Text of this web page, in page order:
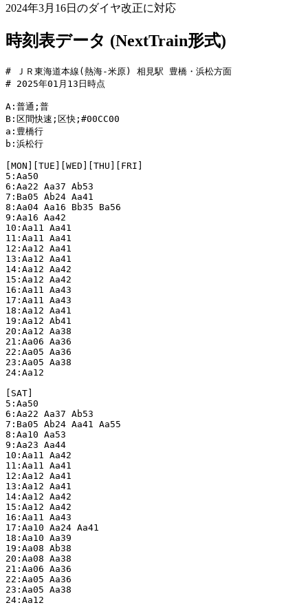
2024年3月16日のダイヤ改正に対応
時刻表データ (NextTrain形式)
# ＪＲ東海道本線(熱海-米原) 相見駅 豊橋・浜松方面
# 2025年01月13日時点
A:普通;普
B:区間快速;区快;#00CC00
a:豊橋行
b:浜松行
[MON][TUE][WED][THU][FRI]
5:Aa50
6:Aa22 Aa37 Ab53
7:Ba05 Ab24 Aa41
8:Aa04 Aa16 Bb35 Ba56
9:Aa16 Aa42
10:Aa11 Aa41
11:Aa11 Aa41
12:Aa12 Aa41
13:Aa12 Aa41
14:Aa12 Aa42
15:Aa12 Aa42
16:Aa11 Aa43
17:Aa11 Aa43
18:Aa12 Aa41
19:Aa12 Ab41
20:Aa12 Aa38
21:Aa06 Aa36
22:Aa05 Aa36
23:Aa05 Aa38
24:Aa12
[SAT]
5:Aa50
6:Aa22 Aa37 Ab53
7:Ba05 Ab24 Aa41 Aa55
8:Aa10 Aa53
9:Aa23 Aa44
10:Aa11 Aa42
11:Aa11 Aa41
12:Aa12 Aa41
13:Aa12 Aa41
14:Aa12 Aa42
15:Aa12 Aa42
16:Aa11 Aa43
17:Aa10 Aa24 Aa41
18:Aa10 Aa39
19:Aa08 Ab38
20:Aa08 Aa38
21:Aa06 Aa36
22:Aa05 Aa36
23:Aa05 Aa38
24:Aa12